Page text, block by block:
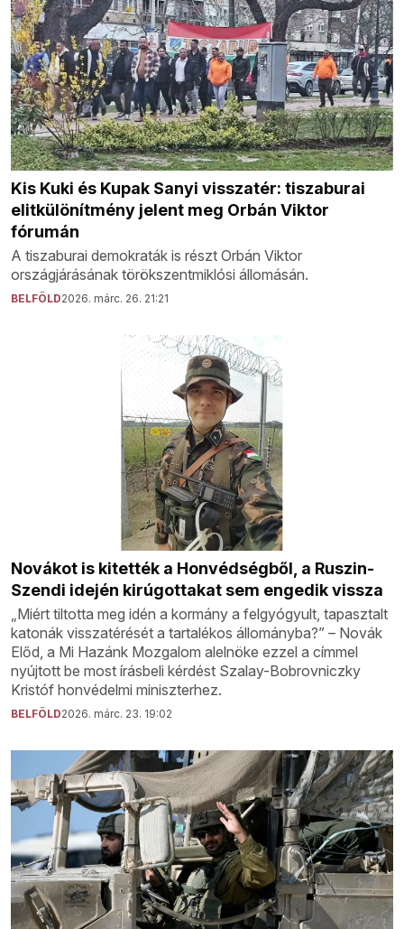
Kis Kuki és Kupak Sanyi visszatér: tiszaburai
elitkülönítmény jelent meg Orbán Viktor
fórumán
A tiszaburai demokraták is részt Orbán Viktor
országjárásának törökszentmiklósi állomásán.
BELFÖLD2026. márc. 26. 21:21
Novákot is kitették a Honvédségből, a Ruszin-
Szendi idején kirúgottakat sem engedik vissza
„Miért tiltotta meg idén a kormány a felgyógyult, tapasztalt
katonák visszatérését a tartalékos állományba?” – Novák
Előd, a Mi Hazánk Mozgalom alelnöke ezzel a címmel
nyújtott be most írásbeli kérdést Szalay-Bobrovniczky
Kristóf honvédelmi miniszterhez.
BELFÖLD2026. márc. 23. 19:02